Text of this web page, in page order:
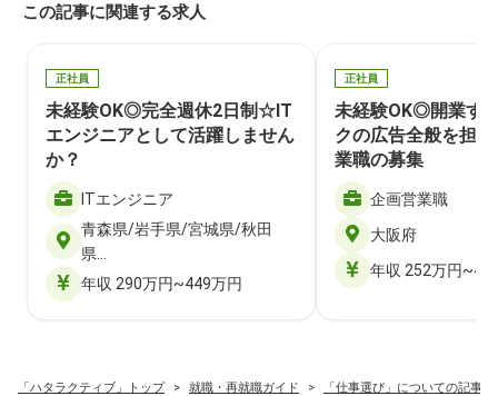
この記事に関連する求人
正社員
未経験OK◎完全週休2日制☆IT
エンジニアとして活躍しません
か？
ITエンジニア
青森県/岩手県/宮城県/秋田
県…
年収 290万円~449万円
正社員
未経験OK◎開業す
クの広告全般を担
業職の募集
企画営業職
大阪府
年収 252万円
「ハタラクティブ」トップ 就職・再就職ガイド 「仕事選び」についての記事一